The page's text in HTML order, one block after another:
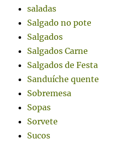
saladas
Salgado no pote
Salgados
Salgados Carne
Salgados de Festa
Sanduíche quente
Sobremesa
Sopas
Sorvete
Sucos